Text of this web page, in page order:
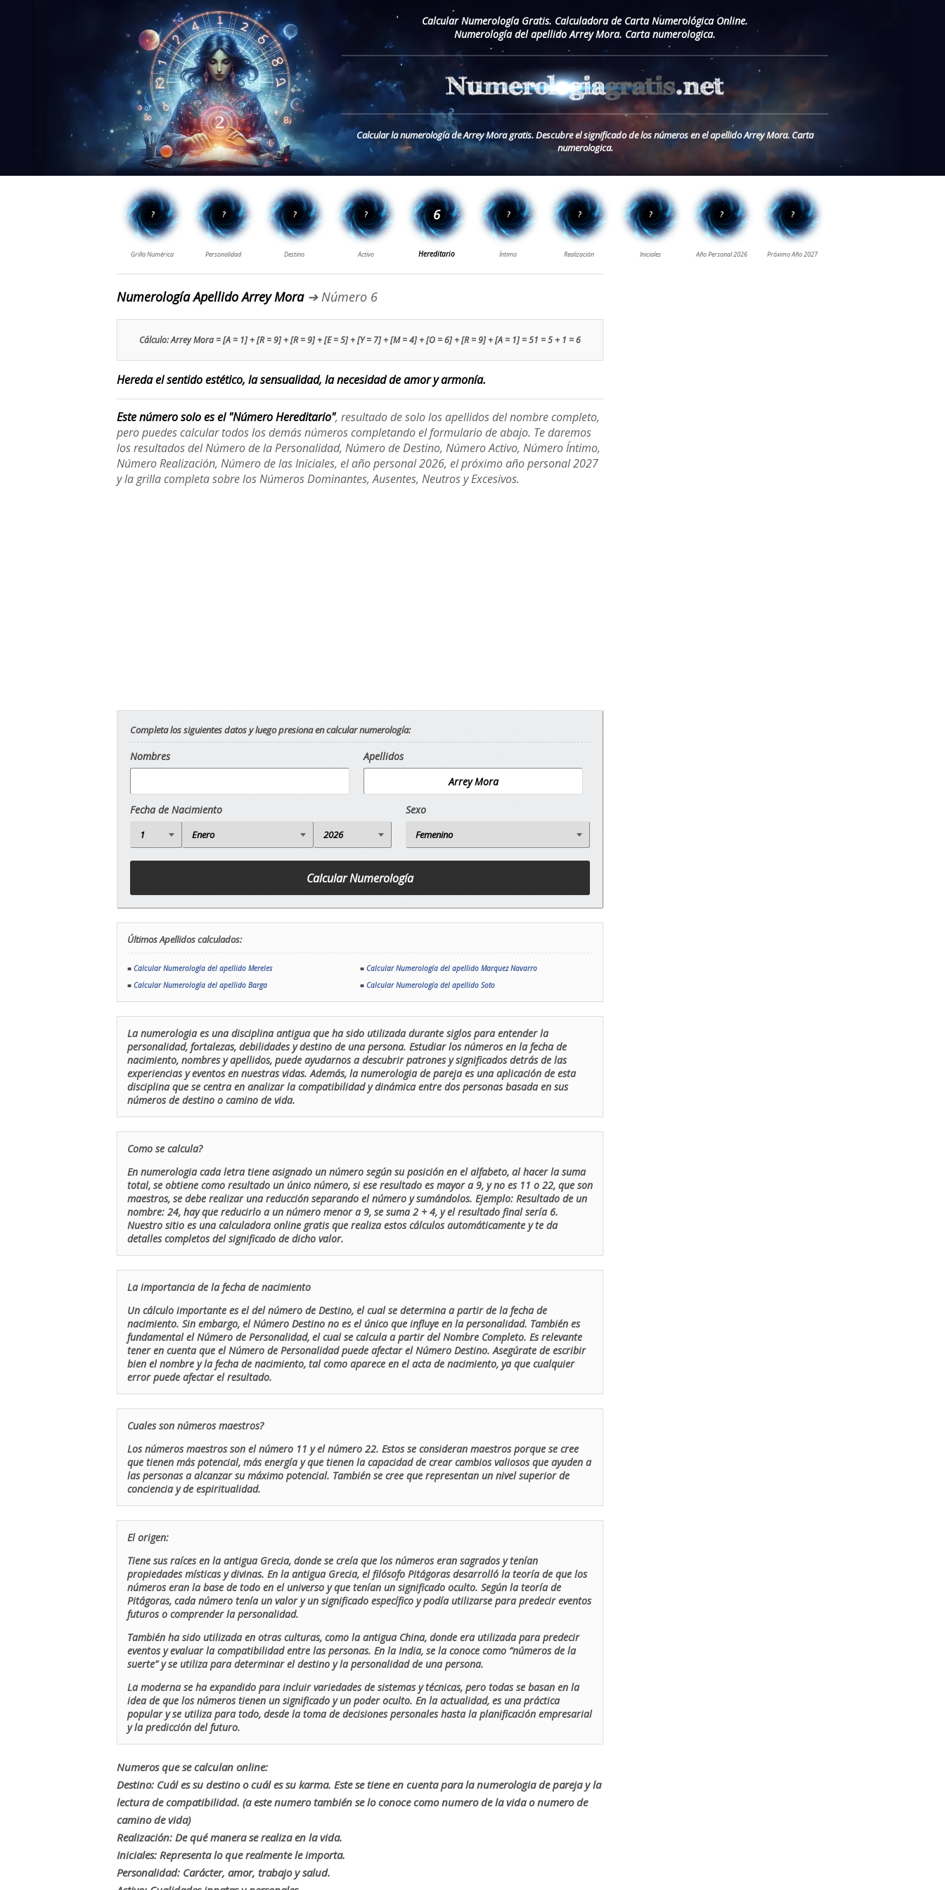
Calcular Numerología Gratis. Calculadora de Carta Numerológica Online.
Numerología del apellido Arrey Mora. Carta numerologica.
Calcular la numerología de Arrey Mora gratis. Descubre el significado de los números en el apellido Arrey Mora. Carta
numerologica.
Numerología Apellido Arrey Mora➔ Número 6
Cálculo: Arrey Mora = [A = 1] + [R = 9] + [R = 9] + [E = 5] + [Y = 7] + [M = 4] + [O = 6] + [R = 9] + [A = 1] = 51 = 5 + 1 = 6
Hereda el sentido estético, la sensualidad, la necesidad de amor y armonía.
Este número solo es el "Número Hereditario", resultado de solo los apellidos del nombre completo,
pero puedes calcular todos los demás números completando el formulario de abajo. Te daremos
los resultados del Número de la Personalidad, Número de Destino, Número Activo, Número Íntimo,
Número Realización, Número de las Iniciales, el año personal 2026, el próximo año personal 2027
y la grilla completa sobre los Números Dominantes, Ausentes, Neutros y Excesivos.
Completa los siguientes datos y luego presiona en calcular numerología:
Nombres Apellidos
Fecha de Nacimiento Sexo
Últimos Apellidos calculados:
■ Calcular Numerología del apellido Mereles ■ Calcular Numerología del apellido Marquez Navarro
■ Calcular Numerología del apellido Barga ■ Calcular Numerología del apellido Soto
La numerologia es una disciplina antigua que ha sido utilizada durante siglos para entender la
personalidad, fortalezas, debilidades y destino de una persona. Estudiar los números en la fecha de
nacimiento, nombres y apellidos, puede ayudarnos a descubrir patrones y significados detrás de las
experiencias y eventos en nuestras vidas. Además, la numerologia de pareja es una aplicación de esta
disciplina que se centra en analizar la compatibilidad y dinámica entre dos personas basada en sus
números de destino o camino de vida.
Como se calcula?
En numerologia cada letra tiene asignado un número según su posición en el alfabeto, al hacer la suma
total, se obtiene como resultado un único número, si ese resultado es mayor a 9, y no es 11 o 22, que son
maestros, se debe realizar una reducción separando el número y sumándolos. Ejemplo: Resultado de un
nombre: 24, hay que reducirlo a un número menor a 9, se suma 2 + 4, y el resultado final sería 6.
Nuestro sitio es una calculadora online gratis que realiza estos cálculos automáticamente y te da
detalles completos del significado de dicho valor.
La importancia de la fecha de nacimiento
Un cálculo importante es el del número de Destino, el cual se determina a partir de la fecha de
nacimiento. Sin embargo, el Número Destino no es el único que influye en la personalidad. También es
fundamental el Número de Personalidad, el cual se calcula a partir del Nombre Completo. Es relevante
tener en cuenta que el Número de Personalidad puede afectar el Número Destino. Asegúrate de escribir
bien el nombre y la fecha de nacimiento, tal como aparece en el acta de nacimiento, ya que cualquier
error puede afectar el resultado.
Cuales son números maestros?
Los números maestros son el número 11 y el número 22. Estos se consideran maestros porque se cree
que tienen más potencial, más energía y que tienen la capacidad de crear cambios valiosos que ayuden a
las personas a alcanzar su máximo potencial. También se cree que representan un nivel superior de
conciencia y de espiritualidad.
El origen:
Tiene sus raíces en la antigua Grecia, donde se creía que los números eran sagrados y tenían
propiedades místicas y divinas. En la antigua Grecia, el filósofo Pitágoras desarrolló la teoría de que los
números eran la base de todo en el universo y que tenían un significado oculto. Según la teoría de
Pitágoras, cada número tenía un valor y un significado específico y podía utilizarse para predecir eventos
futuros o comprender la personalidad.
También ha sido utilizada en otras culturas, como la antigua China, donde era utilizada para predecir
eventos y evaluar la compatibilidad entre las personas. En la India, se la conoce como “números de la
suerte” y se utiliza para determinar el destino y la personalidad de una persona.
La moderna se ha expandido para incluir variedades de sistemas y técnicas, pero todas se basan en la
idea de que los números tienen un significado y un poder oculto. En la actualidad, es una práctica
popular y se utiliza para todo, desde la toma de decisiones personales hasta la planificación empresarial
y la predicción del futuro.
Numeros que se calculan online:
Destino: Cuál es su destino o cuál es su karma. Este se tiene en cuenta para la numerologia de pareja y la
lectura de compatibilidad. (a este numero también se lo conoce como numero de la vida o numero de
camino de vida)
Realización: De qué manera se realiza en la vida.
Iniciales: Representa lo que realmente le importa.
Personalidad: Carácter, amor, trabajo y salud.